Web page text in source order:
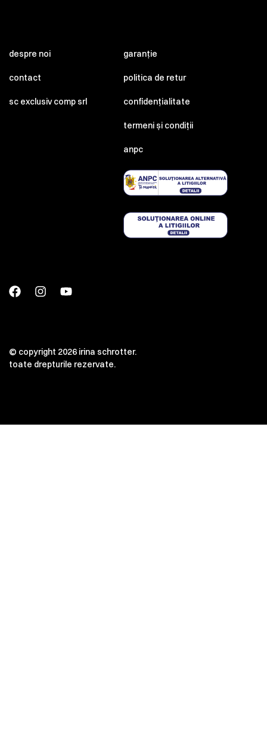
despre noi
contact
sc exclusiv comp srl
garanție
politica de retur
confidențialitate
termeni și condiții
anpc
© copyright 2026 irina schrotter.
toate drepturile rezervate.